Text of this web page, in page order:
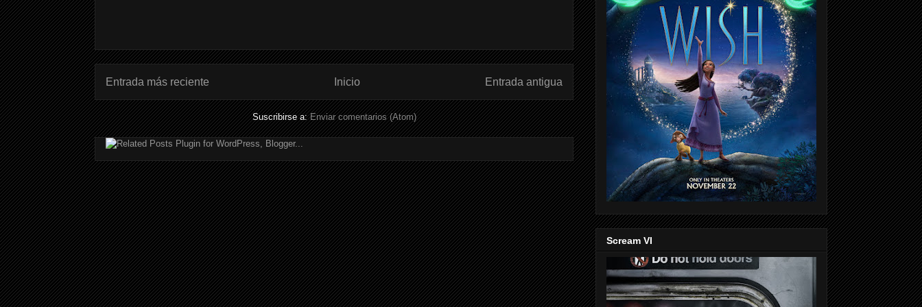
Entrada más reciente Entrada antigua
Inicio
Suscribirse a:Enviar comentarios (Atom)
Scream VI